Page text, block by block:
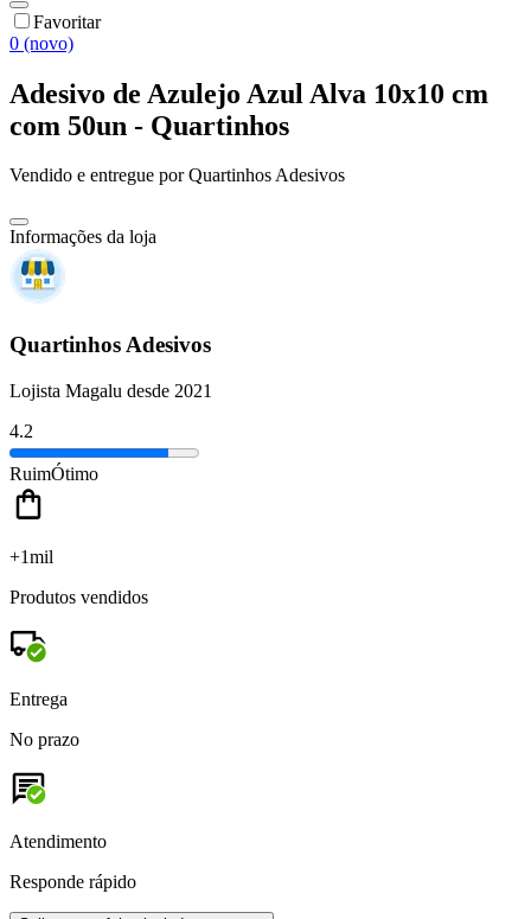
Favoritar
0 (novo)
Adesivo de Azulejo Azul Alva 10x10 cm
com 50un - Quartinhos
Vendido e entregue por Quartinhos Adesivos
Informações da loja
Quartinhos Adesivos
Lojista Magalu desde 2021
4.2
RuimÓtimo
+1mil
Produtos vendidos
Entrega
No prazo
Atendimento
Responde rápido